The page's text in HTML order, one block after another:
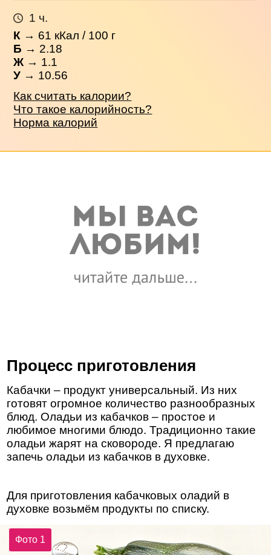
1 ч.
К → 61 кКал / 100 г
Б → 2.18
Ж → 1.1
У → 10.56
Как считать калории?
Что такое калорийность?
Норма калорий
Процесс приготовления
Кабачки – продукт универсальный. Из них
готовят огромное количество разнообразных
блюд. Оладьи из кабачков – простое и
любимое многими блюдо. Традиционно такие
оладьи жарят на сковороде. Я предлагаю
запечь оладьи из кабачков в духовке.
Для приготовления кабачковых оладий в
духовке возьмём продукты по списку.
Фото 1